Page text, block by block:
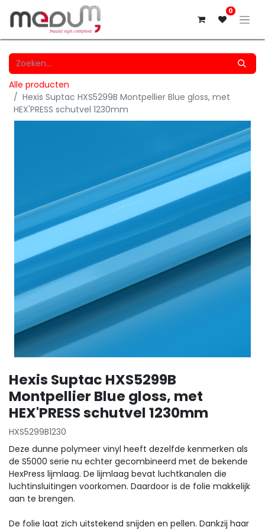
0
Alle producten
Hexis Suptac HXS5299B Montpellier Blue gloss, met
HEX'PRESS schutvel 1230mm
Hexis Suptac HXS5299B
Montpellier Blue gloss, met
HEX'PRESS schutvel 1230mm
HXS5299B1230
Deze dunne polymeer vinyl heeft dezelfde kenmerken als
de S5000 serie nu echter gecombineerd met de bekende
HexPress lijmlaag. De lijmlaag bevat luchtkanalen die
luchtinsluitingen voorkomen. Daardoor is de folie makkelijk
aan te brengen.
De folie laat zich uitstekend snijden en pellen. Dankzij haar